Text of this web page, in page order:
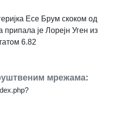
Есе Брум скоком од
је Лорејн Уген из
6.82
мрежама: